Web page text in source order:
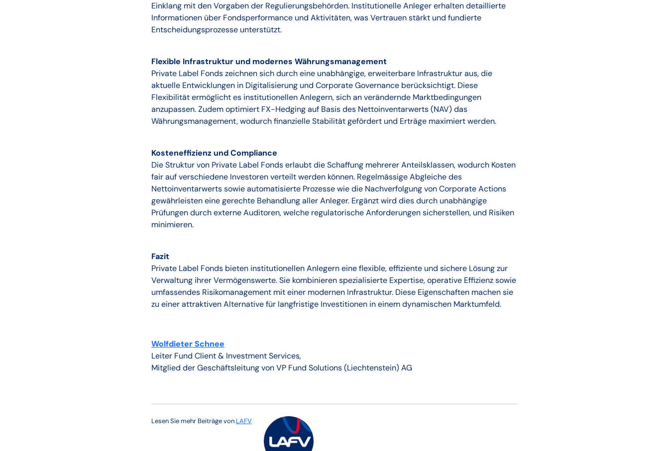
Einklang mit den Vorgaben der Regulierungsbehörden. Institutionelle Anleger erhalten detaillierte
Informationen über Fondsperformance und Aktivitäten, was Vertrauen stärkt und fundierte
Entscheidungsprozesse unterstützt.
Flexible Infrastruktur und modernes Währungsmanagement
Private Label Fonds zeichnen sich durch eine unabhängige, erweiterbare Infrastruktur aus, die
aktuelle Entwicklungen in Digitalisierung und Corporate Governance berücksichtigt. Diese
Flexibilität ermöglicht es institutionellen Anlegern, sich an verändernde Marktbedingungen
anzupassen. Zudem optimiert FX-Hedging auf Basis des Nettoinventarwerts (NAV) das
Währungsmanagement, wodurch finanzielle Stabilität gefördert und Erträge maximiert werden.
Kosteneffizienz und Compliance
Die Struktur von Private Label Fonds erlaubt die Schaffung mehrerer Anteilsklassen, wodurch Kosten
fair auf verschiedene Investoren verteilt werden können. Regelmässige Abgleiche des
Nettoinventarwerts sowie automatisierte Prozesse wie die Nachverfolgung von Corporate Actions
gewährleisten eine gerechte Behandlung aller Anleger. Ergänzt wird dies durch unabhängige
Prüfungen durch externe Auditoren, welche regulatorische Anforderungen sicherstellen, und Risiken
minimieren.
Fazit
Private Label Fonds bieten institutionellen Anlegern eine flexible, effiziente und sichere Lösung zur
Verwaltung ihrer Vermögenswerte. Sie kombinieren spezialisierte Expertise, operative Effizienz sowie
umfassendes Risikomanagement mit einer modernen Infrastruktur. Diese Eigenschaften machen sie
zu einer attraktiven Alternative für langfristige Investitionen in einem dynamischen Marktumfeld.
Wolfdieter Schnee
Leiter Fund Client & Investment Services,
Mitglied der Geschäftsleitung von VP Fund Solutions (Liechtenstein) AG
Lesen Sie mehr Beiträge von LAFV